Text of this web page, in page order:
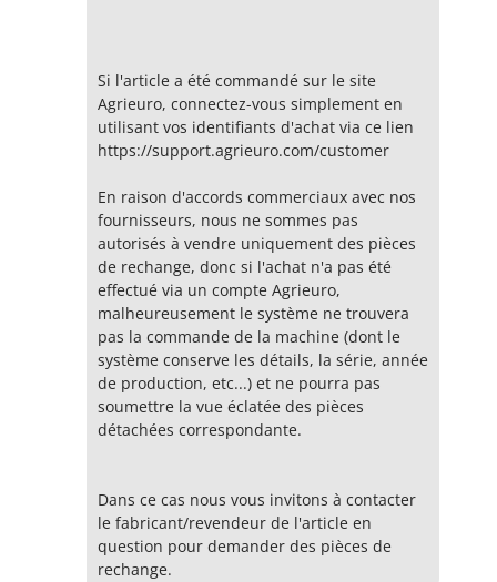
Si l'article a été commandé sur le site
Agrieuro, connectez-vous simplement en
utilisant vos identifiants d'achat via ce lien
https://support.agrieuro.com/customer
En raison d'accords commerciaux avec nos
fournisseurs, nous ne sommes pas
autorisés à vendre uniquement des pièces
de rechange, donc si l'achat n'a pas été
effectué via un compte Agrieuro,
malheureusement le système ne trouvera
pas la commande de la machine (dont le
système conserve les détails, la série, année
de production, etc...) et ne pourra pas
soumettre la vue éclatée des pièces
détachées correspondante.
Dans ce cas nous vous invitons à contacter
le fabricant/revendeur de l'article en
question pour demander des pièces de
rechange.